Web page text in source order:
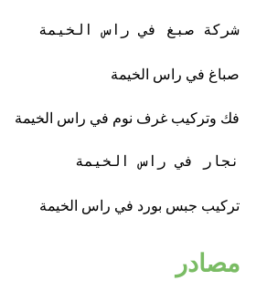
شركة صبغ في راس الخيمة
صباغ في راس الخيمة
فك وتركيب غرف نوم في راس الخيمة
نجار في راس الخيمة
تركيب جبس بورد في راس الخيمة
مصادر